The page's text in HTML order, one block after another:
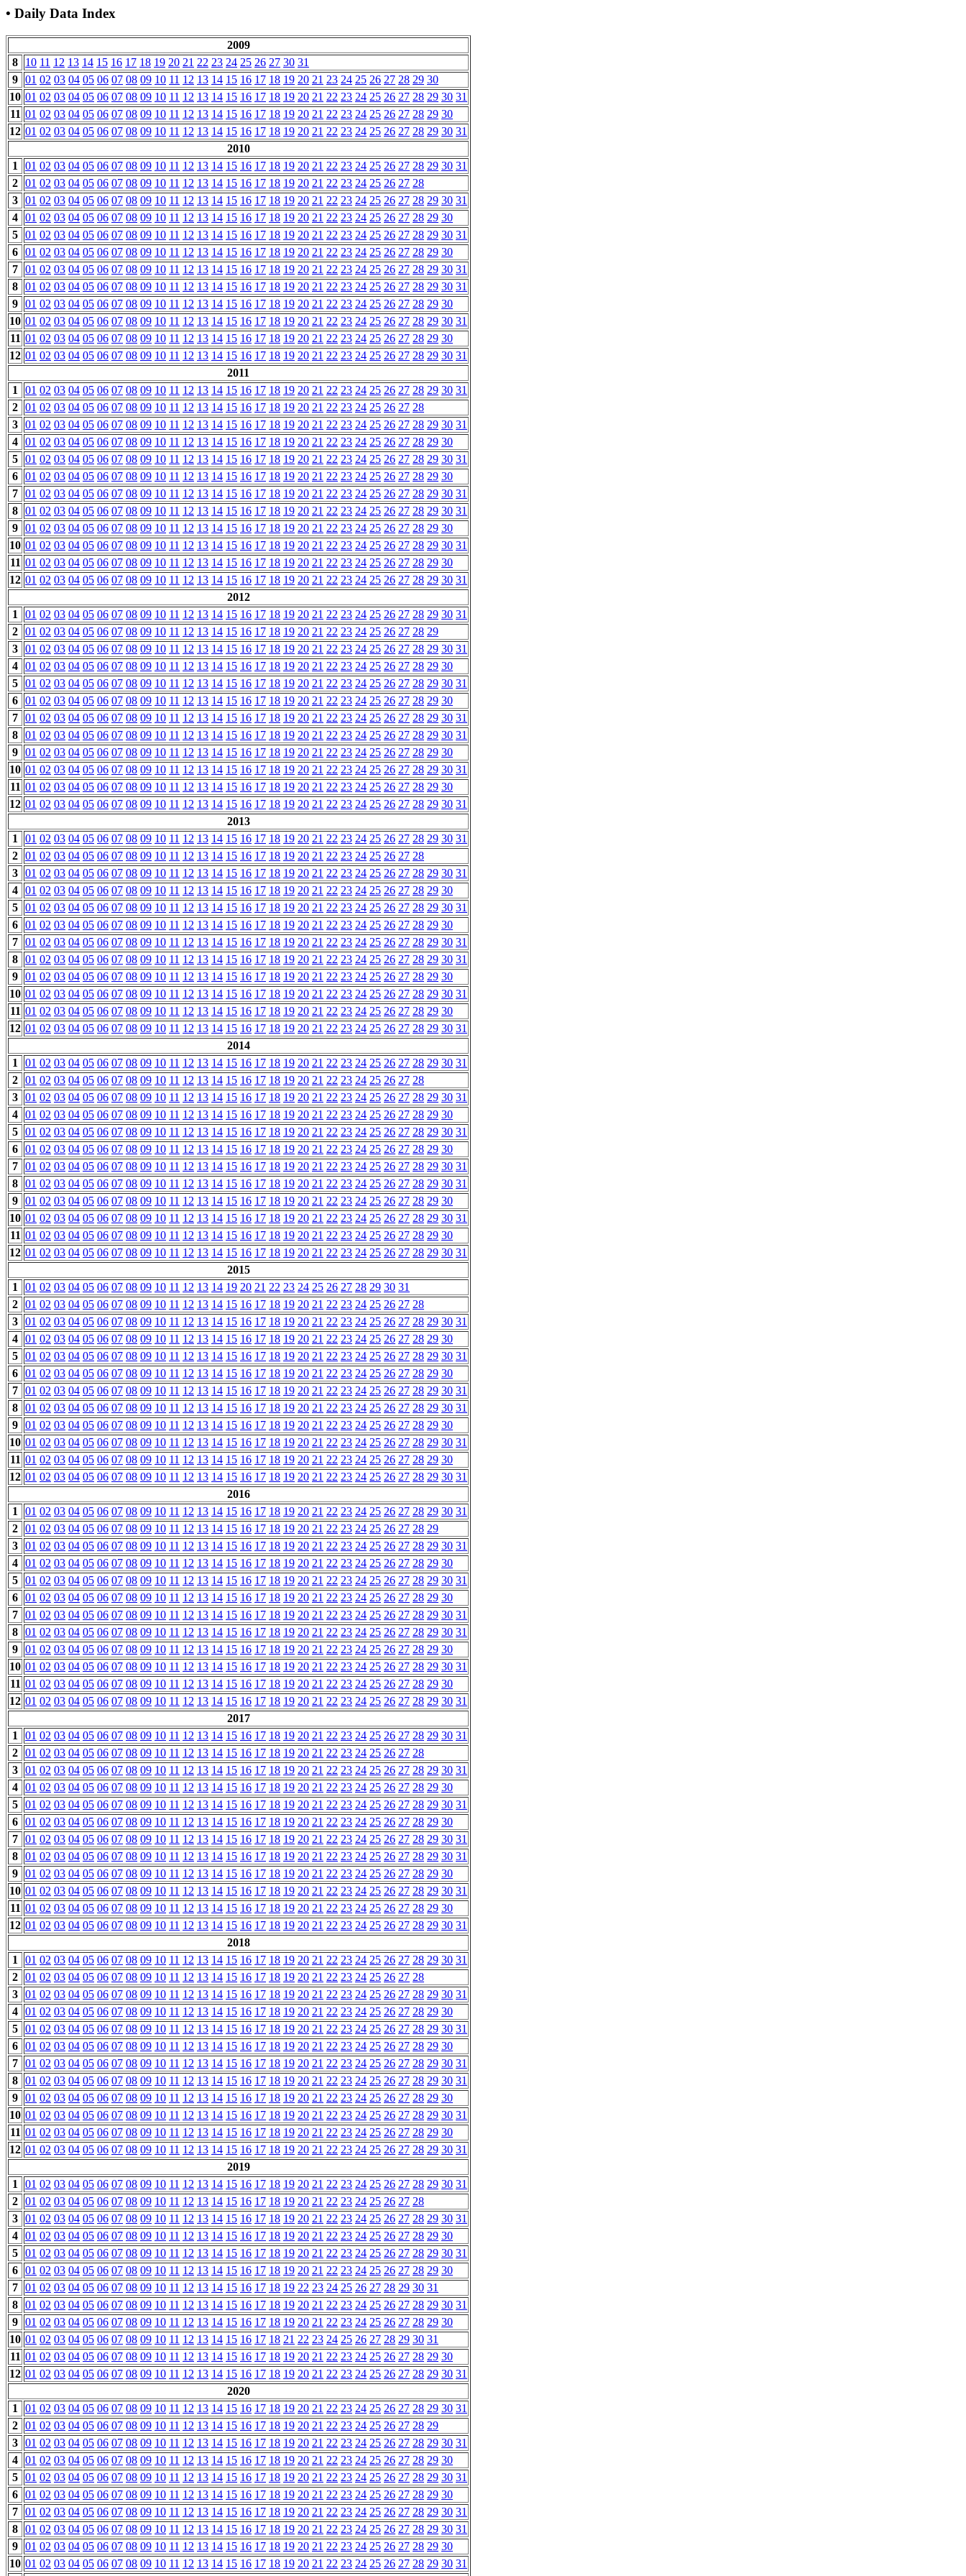
• Daily Data Index
2009
8
10 11 12 13 14 15 16 17 18 19 20 21 22 23 24 25 26 27 30 31
9 01 02 03 04 05 06 07 08 09 10 11 12 13 14 15 16 17 18 19 20 21 23 24 25 26 27 28 29 30
10 01 02 03 04 05 06 07 08 09 10 11 12 13 14 15 16 17 18 19 20 21 22 23 24 25 26 27 28 29 30 31
11 01 02 03 04 05 06 07 08 09 10 11 12 13 14 15 16 17 18 19 20 21 22 23 24 25 26 27 28 29 30
12 01 02 03 04 05 06 07 08 09 10 11 12 13 14 15 16 17 18 19 20 21 22 23 24 25 26 27 28 29 30 31
2010
1
01 02 03 04 05 06 07 08 09 10 11 12 13 14 15 16 17 18 19 20 21 22 23 24 25 26 27 28 29 30 31
2 01 02 03 04 05 06 07 08 09 10 11 12 13 14 15 16 17 18 19 20 21 22 23 24 25 26 27 28
3 01 02 03 04 05 06 07 08 09 10 11 12 13 14 15 16 17 18 19 20 21 22 23 24 25 26 27 28 29 30 31
4 01 02 03 04 05 06 07 08 09 10 11 12 13 14 15 16 17 18 19 20 21 22 23 24 25 26 27 28 29 30
5 01 02 03 04 05 06 07 08 09 10 11 12 13 14 15 16 17 18 19 20 21 22 23 24 25 26 27 28 29 30 31
6 01 02 03 04 05 06 07 08 09 10 11 12 13 14 15 16 17 18 19 20 21 22 23 24 25 26 27 28 29 30
7 01 02 03 04 05 06 07 08 09 10 11 12 13 14 15 16 17 18 19 20 21 22 23 24 25 26 27 28 29 30 31
8 01 02 03 04 05 06 07 08 09 10 11 12 13 14 15 16 17 18 19 20 21 22 23 24 25 26 27 28 29 30 31
9 01 02 03 04 05 06 07 08 09 10 11 12 13 14 15 16 17 18 19 20 21 22 23 24 25 26 27 28 29 30
10 01 02 03 04 05 06 07 08 09 10 11 12 13 14 15 16 17 18 19 20 21 22 23 24 25 26 27 28 29 30 31
11 01 02 03 04 05 06 07 08 09 10 11 12 13 14 15 16 17 18 19 20 21 22 23 24 25 26 27 28 29 30
12 01 02 03 04 05 06 07 08 09 10 11 12 13 14 15 16 17 18 19 20 21 22 23 24 25 26 27 28 29 30 31
2011
1
01 02 03 04 05 06 07 08 09 10 11 12 13 14 15 16 17 18 19 20 21 22 23 24 25 26 27 28 29 30 31
2 01 02 03 04 05 06 07 08 09 10 11 12 13 14 15 16 17 18 19 20 21 22 23 24 25 26 27 28
3 01 02 03 04 05 06 07 08 09 10 11 12 13 14 15 16 17 18 19 20 21 22 23 24 25 26 27 28 29 30 31
4 01 02 03 04 05 06 07 08 09 10 11 12 13 14 15 16 17 18 19 20 21 22 23 24 25 26 27 28 29 30
5 01 02 03 04 05 06 07 08 09 10 11 12 13 14 15 16 17 18 19 20 21 22 23 24 25 26 27 28 29 30 31
6 01 02 03 04 05 06 07 08 09 10 11 12 13 14 15 16 17 18 19 20 21 22 23 24 25 26 27 28 29 30
7 01 02 03 04 05 06 07 08 09 10 11 12 13 14 15 16 17 18 19 20 21 22 23 24 25 26 27 28 29 30 31
8 01 02 03 04 05 06 07 08 09 10 11 12 13 14 15 16 17 18 19 20 21 22 23 24 25 26 27 28 29 30 31
9 01 02 03 04 05 06 07 08 09 10 11 12 13 14 15 16 17 18 19 20 21 22 23 24 25 26 27 28 29 30
10 01 02 03 04 05 06 07 08 09 10 11 12 13 14 15 16 17 18 19 20 21 22 23 24 25 26 27 28 29 30 31
11 01 02 03 04 05 06 07 08 09 10 11 12 13 14 15 16 17 18 19 20 21 22 23 24 25 26 27 28 29 30
12 01 02 03 04 05 06 07 08 09 10 11 12 13 14 15 16 17 18 19 20 21 22 23 24 25 26 27 28 29 30 31
2012
1
01 02 03 04 05 06 07 08 09 10 11 12 13 14 15 16 17 18 19 20 21 22 23 24 25 26 27 28 29 30 31
2 01 02 03 04 05 06 07 08 09 10 11 12 13 14 15 16 17 18 19 20 21 22 23 24 25 26 27 28 29
3 01 02 03 04 05 06 07 08 09 10 11 12 13 14 15 16 17 18 19 20 21 22 23 24 25 26 27 28 29 30 31
4 01 02 03 04 05 06 07 08 09 10 11 12 13 14 15 16 17 18 19 20 21 22 23 24 25 26 27 28 29 30
5 01 02 03 04 05 06 07 08 09 10 11 12 13 14 15 16 17 18 19 20 21 22 23 24 25 26 27 28 29 30 31
6 01 02 03 04 05 06 07 08 09 10 11 12 13 14 15 16 17 18 19 20 21 22 23 24 25 26 27 28 29 30
7 01 02 03 04 05 06 07 08 09 10 11 12 13 14 15 16 17 18 19 20 21 22 23 24 25 26 27 28 29 30 31
8 01 02 03 04 05 06 07 08 09 10 11 12 13 14 15 16 17 18 19 20 21 22 23 24 25 26 27 28 29 30 31
9 01 02 03 04 05 06 07 08 09 10 11 12 13 14 15 16 17 18 19 20 21 22 23 24 25 26 27 28 29 30
10 01 02 03 04 05 06 07 08 09 10 11 12 13 14 15 16 17 18 19 20 21 22 23 24 25 26 27 28 29 30 31
11 01 02 03 04 05 06 07 08 09 10 11 12 13 14 15 16 17 18 19 20 21 22 23 24 25 26 27 28 29 30
12 01 02 03 04 05 06 07 08 09 10 11 12 13 14 15 16 17 18 19 20 21 22 23 24 25 26 27 28 29 30 31
2013
1
01 02 03 04 05 06 07 08 09 10 11 12 13 14 15 16 17 18 19 20 21 22 23 24 25 26 27 28 29 30 31
2 01 02 03 04 05 06 07 08 09 10 11 12 13 14 15 16 17 18 19 20 21 22 23 24 25 26 27 28
3 01 02 03 04 05 06 07 08 09 10 11 12 13 14 15 16 17 18 19 20 21 22 23 24 25 26 27 28 29 30 31
4 01 02 03 04 05 06 07 08 09 10 11 12 13 14 15 16 17 18 19 20 21 22 23 24 25 26 27 28 29 30
5 01 02 03 04 05 06 07 08 09 10 11 12 13 14 15 16 17 18 19 20 21 22 23 24 25 26 27 28 29 30 31
6 01 02 03 04 05 06 07 08 09 10 11 12 13 14 15 16 17 18 19 20 21 22 23 24 25 26 27 28 29 30
7 01 02 03 04 05 06 07 08 09 10 11 12 13 14 15 16 17 18 19 20 21 22 23 24 25 26 27 28 29 30 31
8 01 02 03 04 05 06 07 08 09 10 11 12 13 14 15 16 17 18 19 20 21 22 23 24 25 26 27 28 29 30 31
9 01 02 03 04 05 06 07 08 09 10 11 12 13 14 15 16 17 18 19 20 21 22 23 24 25 26 27 28 29 30
10 01 02 03 04 05 06 07 08 09 10 11 12 13 14 15 16 17 18 19 20 21 22 23 24 25 26 27 28 29 30 31
11 01 02 03 04 05 06 07 08 09 10 11 12 13 14 15 16 17 18 19 20 21 22 23 24 25 26 27 28 29 30
12 01 02 03 04 05 06 07 08 09 10 11 12 13 14 15 16 17 18 19 20 21 22 23 24 25 26 27 28 29 30 31
2014
1
01 02 03 04 05 06 07 08 09 10 11 12 13 14 15 16 17 18 19 20 21 22 23 24 25 26 27 28 29 30 31
2 01 02 03 04 05 06 07 08 09 10 11 12 13 14 15 16 17 18 19 20 21 22 23 24 25 26 27 28
3 01 02 03 04 05 06 07 08 09 10 11 12 13 14 15 16 17 18 19 20 21 22 23 24 25 26 27 28 29 30 31
4 01 02 03 04 05 06 07 08 09 10 11 12 13 14 15 16 17 18 19 20 21 22 23 24 25 26 27 28 29 30
5 01 02 03 04 05 06 07 08 09 10 11 12 13 14 15 16 17 18 19 20 21 22 23 24 25 26 27 28 29 30 31
6 01 02 03 04 05 06 07 08 09 10 11 12 13 14 15 16 17 18 19 20 21 22 23 24 25 26 27 28 29 30
7 01 02 03 04 05 06 07 08 09 10 11 12 13 14 15 16 17 18 19 20 21 22 23 24 25 26 27 28 29 30 31
8 01 02 03 04 05 06 07 08 09 10 11 12 13 14 15 16 17 18 19 20 21 22 23 24 25 26 27 28 29 30 31
9 01 02 03 04 05 06 07 08 09 10 11 12 13 14 15 16 17 18 19 20 21 22 23 24 25 26 27 28 29 30
10 01 02 03 04 05 06 07 08 09 10 11 12 13 14 15 16 17 18 19 20 21 22 23 24 25 26 27 28 29 30 31
11 01 02 03 04 05 06 07 08 09 10 11 12 13 14 15 16 17 18 19 20 21 22 23 24 25 26 27 28 29 30
12 01 02 03 04 05 06 07 08 09 10 11 12 13 14 15 16 17 18 19 20 21 22 23 24 25 26 27 28 29 30 31
2015
1
01 02 03 04 05 06 07 08 09 10 11 12 13 14 19 20 21 22 23 24 25 26 27 28 29 30 31
2 01 02 03 04 05 06 07 08 09 10 11 12 13 14 15 16 17 18 19 20 21 22 23 24 25 26 27 28
3 01 02 03 04 05 06 07 08 09 10 11 12 13 14 15 16 17 18 19 20 21 22 23 24 25 26 27 28 29 30 31
4 01 02 03 04 05 06 07 08 09 10 11 12 13 14 15 16 17 18 19 20 21 22 23 24 25 26 27 28 29 30
5 01 02 03 04 05 06 07 08 09 10 11 12 13 14 15 16 17 18 19 20 21 22 23 24 25 26 27 28 29 30 31
6 01 02 03 04 05 06 07 08 09 10 11 12 13 14 15 16 17 18 19 20 21 22 23 24 25 26 27 28 29 30
7 01 02 03 04 05 06 07 08 09 10 11 12 13 14 15 16 17 18 19 20 21 22 23 24 25 26 27 28 29 30 31
8 01 02 03 04 05 06 07 08 09 10 11 12 13 14 15 16 17 18 19 20 21 22 23 24 25 26 27 28 29 30 31
9 01 02 03 04 05 06 07 08 09 10 11 12 13 14 15 16 17 18 19 20 21 22 23 24 25 26 27 28 29 30
10 01 02 03 04 05 06 07 08 09 10 11 12 13 14 15 16 17 18 19 20 21 22 23 24 25 26 27 28 29 30 31
11 01 02 03 04 05 06 07 08 09 10 11 12 13 14 15 16 17 18 19 20 21 22 23 24 25 26 27 28 29 30
12 01 02 03 04 05 06 07 08 09 10 11 12 13 14 15 16 17 18 19 20 21 22 23 24 25 26 27 28 29 30 31
2016
1
01 02 03 04 05 06 07 08 09 10 11 12 13 14 15 16 17 18 19 20 21 22 23 24 25 26 27 28 29 30 31
2 01 02 03 04 05 06 07 08 09 10 11 12 13 14 15 16 17 18 19 20 21 22 23 24 25 26 27 28 29
3 01 02 03 04 05 06 07 08 09 10 11 12 13 14 15 16 17 18 19 20 21 22 23 24 25 26 27 28 29 30 31
4 01 02 03 04 05 06 07 08 09 10 11 12 13 14 15 16 17 18 19 20 21 22 23 24 25 26 27 28 29 30
5 01 02 03 04 05 06 07 08 09 10 11 12 13 14 15 16 17 18 19 20 21 22 23 24 25 26 27 28 29 30 31
6 01 02 03 04 05 06 07 08 09 10 11 12 13 14 15 16 17 18 19 20 21 22 23 24 25 26 27 28 29 30
7 01 02 03 04 05 06 07 08 09 10 11 12 13 14 15 16 17 18 19 20 21 22 23 24 25 26 27 28 29 30 31
8 01 02 03 04 05 06 07 08 09 10 11 12 13 14 15 16 17 18 19 20 21 22 23 24 25 26 27 28 29 30 31
9 01 02 03 04 05 06 07 08 09 10 11 12 13 14 15 16 17 18 19 20 21 22 23 24 25 26 27 28 29 30
10 01 02 03 04 05 06 07 08 09 10 11 12 13 14 15 16 17 18 19 20 21 22 23 24 25 26 27 28 29 30 31
11 01 02 03 04 05 06 07 08 09 10 11 12 13 14 15 16 17 18 19 20 21 22 23 24 25 26 27 28 29 30
12 01 02 03 04 05 06 07 08 09 10 11 12 13 14 15 16 17 18 19 20 21 22 23 24 25 26 27 28 29 30 31
2017
1
01 02 03 04 05 06 07 08 09 10 11 12 13 14 15 16 17 18 19 20 21 22 23 24 25 26 27 28 29 30 31
2 01 02 03 04 05 06 07 08 09 10 11 12 13 14 15 16 17 18 19 20 21 22 23 24 25 26 27 28
3 01 02 03 04 05 06 07 08 09 10 11 12 13 14 15 16 17 18 19 20 21 22 23 24 25 26 27 28 29 30 31
4 01 02 03 04 05 06 07 08 09 10 11 12 13 14 15 16 17 18 19 20 21 22 23 24 25 26 27 28 29 30
5 01 02 03 04 05 06 07 08 09 10 11 12 13 14 15 16 17 18 19 20 21 22 23 24 25 26 27 28 29 30 31
6 01 02 03 04 05 06 07 08 09 10 11 12 13 14 15 16 17 18 19 20 21 22 23 24 25 26 27 28 29 30
7 01 02 03 04 05 06 07 08 09 10 11 12 13 14 15 16 17 18 19 20 21 22 23 24 25 26 27 28 29 30 31
8 01 02 03 04 05 06 07 08 09 10 11 12 13 14 15 16 17 18 19 20 21 22 23 24 25 26 27 28 29 30 31
9 01 02 03 04 05 06 07 08 09 10 11 12 13 14 15 16 17 18 19 20 21 22 23 24 25 26 27 28 29 30
10 01 02 03 04 05 06 07 08 09 10 11 12 13 14 15 16 17 18 19 20 21 22 23 24 25 26 27 28 29 30 31
11 01 02 03 04 05 06 07 08 09 10 11 12 13 14 15 16 17 18 19 20 21 22 23 24 25 26 27 28 29 30
12 01 02 03 04 05 06 07 08 09 10 11 12 13 14 15 16 17 18 19 20 21 22 23 24 25 26 27 28 29 30 31
2018
1
01 02 03 04 05 06 07 08 09 10 11 12 13 14 15 16 17 18 19 20 21 22 23 24 25 26 27 28 29 30 31
2 01 02 03 04 05 06 07 08 09 10 11 12 13 14 15 16 17 18 19 20 21 22 23 24 25 26 27 28
3 01 02 03 04 05 06 07 08 09 10 11 12 13 14 15 16 17 18 19 20 21 22 23 24 25 26 27 28 29 30 31
4 01 02 03 04 05 06 07 08 09 10 11 12 13 14 15 16 17 18 19 20 21 22 23 24 25 26 27 28 29 30
5 01 02 03 04 05 06 07 08 09 10 11 12 13 14 15 16 17 18 19 20 21 22 23 24 25 26 27 28 29 30 31
6 01 02 03 04 05 06 07 08 09 10 11 12 13 14 15 16 17 18 19 20 21 22 23 24 25 26 27 28 29 30
7 01 02 03 04 05 06 07 08 09 10 11 12 13 14 15 16 17 18 19 20 21 22 23 24 25 26 27 28 29 30 31
8 01 02 03 04 05 06 07 08 09 10 11 12 13 14 15 16 17 18 19 20 21 22 23 24 25 26 27 28 29 30 31
9 01 02 03 04 05 06 07 08 09 10 11 12 13 14 15 16 17 18 19 20 21 22 23 24 25 26 27 28 29 30
10 01 02 03 04 05 06 07 08 09 10 11 12 13 14 15 16 17 18 19 20 21 22 23 24 25 26 27 28 29 30 31
11 01 02 03 04 05 06 07 08 09 10 11 12 13 14 15 16 17 18 19 20 21 22 23 24 25 26 27 28 29 30
12 01 02 03 04 05 06 07 08 09 10 11 12 13 14 15 16 17 18 19 20 21 22 23 24 25 26 27 28 29 30 31
2019
1
01 02 03 04 05 06 07 08 09 10 11 12 13 14 15 16 17 18 19 20 21 22 23 24 25 26 27 28 29 30 31
2 01 02 03 04 05 06 07 08 09 10 11 12 13 14 15 16 17 18 19 20 21 22 23 24 25 26 27 28
3 01 02 03 04 05 06 07 08 09 10 11 12 13 14 15 16 17 18 19 20 21 22 23 24 25 26 27 28 29 30 31
4 01 02 03 04 05 06 07 08 09 10 11 12 13 14 15 16 17 18 19 20 21 22 23 24 25 26 27 28 29 30
5 01 02 03 04 05 06 07 08 09 10 11 12 13 14 15 16 17 18 19 20 21 22 23 24 25 26 27 28 29 30 31
6 01 02 03 04 05 06 07 08 09 10 11 12 13 14 15 16 17 18 19 20 21 22 23 24 25 26 27 28 29 30
7 01 02 03 04 05 06 07 08 09 10 11 12 13 14 15 16 17 18 19 22 23 24 25 26 27 28 29 30 31
8 01 02 03 04 05 06 07 08 09 10 11 12 13 14 15 16 17 18 19 20 21 22 23 24 25 26 27 28 29 30 31
9 01 02 03 04 05 06 07 08 09 10 11 12 13 14 15 16 17 18 19 20 21 22 23 24 25 26 27 28 29 30
10 01 02 03 04 05 06 07 08 09 10 11 12 13 14 15 16 17 18 21 22 23 24 25 26 27 28 29 30 31
11 01 02 03 04 05 06 07 08 09 10 11 12 13 14 15 16 17 18 19 20 21 22 23 24 25 26 27 28 29 30
12 01 02 03 04 05 06 07 08 09 10 11 12 13 14 15 16 17 18 19 20 21 22 23 24 25 26 27 28 29 30 31
2020
1
01 02 03 04 05 06 07 08 09 10 11 12 13 14 15 16 17 18 19 20 21 22 23 24 25 26 27 28 29 30 31
2 01 02 03 04 05 06 07 08 09 10 11 12 13 14 15 16 17 18 19 20 21 22 23 24 25 26 27 28 29
3 01 02 03 04 05 06 07 08 09 10 11 12 13 14 15 16 17 18 19 20 21 22 23 24 25 26 27 28 29 30 31
4 01 02 03 04 05 06 07 08 09 10 11 12 13 14 15 16 17 18 19 20 21 22 23 24 25 26 27 28 29 30
5 01 02 03 04 05 06 07 08 09 10 11 12 13 14 15 16 17 18 19 20 21 22 23 24 25 26 27 28 29 30 31
6 01 02 03 04 05 06 07 08 09 10 11 12 13 14 15 16 17 18 19 20 21 22 23 24 25 26 27 28 29 30
7 01 02 03 04 05 06 07 08 09 10 11 12 13 14 15 16 17 18 19 20 21 22 23 24 25 26 27 28 29 30 31
8 01 02 03 04 05 06 07 08 09 10 11 12 13 14 15 16 17 18 19 20 21 22 23 24 25 26 27 28 29 30 31
9 01 02 03 04 05 06 07 08 09 10 11 12 13 14 15 16 17 18 19 20 21 22 23 24 25 26 27 28 29 30
10 01 02 03 04 05 06 07 08 09 10 11 12 13 14 15 16 17 18 19 20 21 22 23 24 25 26 27 28 29 30 31